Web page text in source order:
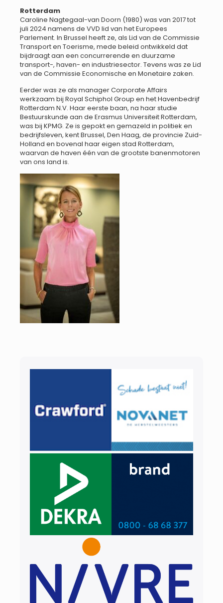
Rotterdam
Caroline Nagtegaal-van Doorn (1980) was van 2017 tot
juli 2024 namens de VVD lid van het Europees
Parlement. In Brussel heeft ze, als Lid van de Commissie
Transport en Toerisme, mede beleid ontwikkeld dat
bijdraagt aan een concurrerende en duurzame
transport-, haven- en industriesector. Tevens was ze Lid
van de Commissie Economische en Monetaire zaken.
Eerder was ze als manager Corporate Affairs
werkzaam bij Royal Schiphol Group en het Havenbedrijf
Rotterdam N.V. Haar eerste baan, na haar studie
Bestuurskunde aan de Erasmus Universiteit Rotterdam,
was bij KPMG. Ze is gepokt en gemazeld in politiek en
bedrijfsleven, kent Brussel, Den Haag, de provincie Zuid-
Holland en bovenal haar eigen stad Rotterdam,
waarvan de haven één van de grootste banenmotoren
van ons land is.